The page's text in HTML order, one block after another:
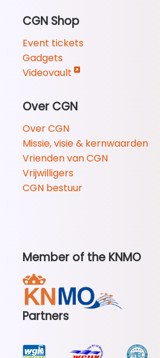
CGN Shop
Event tickets
Gadgets
Videovault
Over CGN
Over CGN
Missie, visie & kernwaarden
Vrienden van CGN
Vrijwilligers
CGN bestuur
Member of the KNMO
Partners